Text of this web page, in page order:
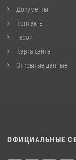
Документы
Контакты
Герои
Карта сайта
Открытые данные
ОФИЦИАЛЬНЫЕ